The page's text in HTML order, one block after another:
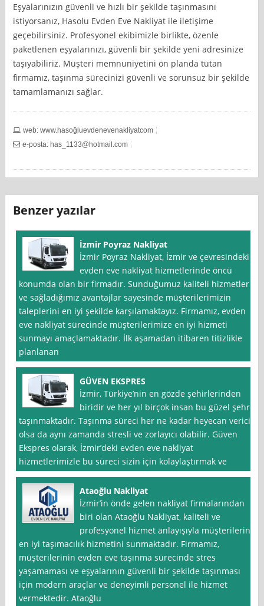
Eşyalarınızın güvenli ve hızlı bir şekilde taşınmasını
istiyorsanız, Hasolu Evden Eve Nakliyat ile iletişime
geçebilirsiniz. Profesyonel ekibimizle birlikte, özenle
paketlenen eşyalarınızı, güvenli bir şekilde yeni adresinize
taşıyabiliriz. Müşteri memnuniyetini ön planda tutan
firmamız, taşınma sürecinizi güvenli ve sorunsuz bir şekilde
tamamlamanızı sağlar.
web: www.hasoğluevdenevenakliyatcom
e-posta: has_1133@hotmail.com
Benzer yazılar
İzmir Poyraz Nakliyat
İzmir Poyraz Nakliyat, İzmir ve çevresindeki
evden eve nakliyat hizmetlerinde öncü
konumda olan bir firmadır. Sunduğumuz kaliteli hizmetler
ve sağladığımız avantajlar sayesinde müşterilerimizin
taleplerini en iyi şekilde karşılamaktayız. Firmamız, evden
eve nakliyat sürecinde müşterilerimize en iyi hizmeti
sunmayı amaçlamaktadır. İlk aşamadan itibaren titizlikle
planlanan
GÜVEN EKSPRES
İzmir, Türkiye’nin en gözde şehirlerinden
biridir ve her yıl birçok insan bu güzel şehre
taşınmaktadır. Taşınma süreci her ne kadar heyecan verici
olsa da aynı zamanda stresli ve zorlayıcı olabilir. Güven
Ekspres olarak, İzmir’deki evden eve nakliyat
hizmetlerimizle bu süreci sizin için kolaylaştırmak ve
Ataoğlu Nakliyat
İzmir’in önde gelen nakliyat firmalarından
biri olan Ataoğlu Nakliyat, kaliteli ve
profesyonel hizmet anlayışıyla müşterilerine
en iyi taşımacılık hizmetini sunmaktadır. Firmamız,
müşterilerinin evden eve taşınma sürecinde stres
yaşamaması ve eşyalarının güvenli bir şekilde taşınması
için modern araçlar ve deneyimli personel ile hizmet
vermektedir. Ataoğlu